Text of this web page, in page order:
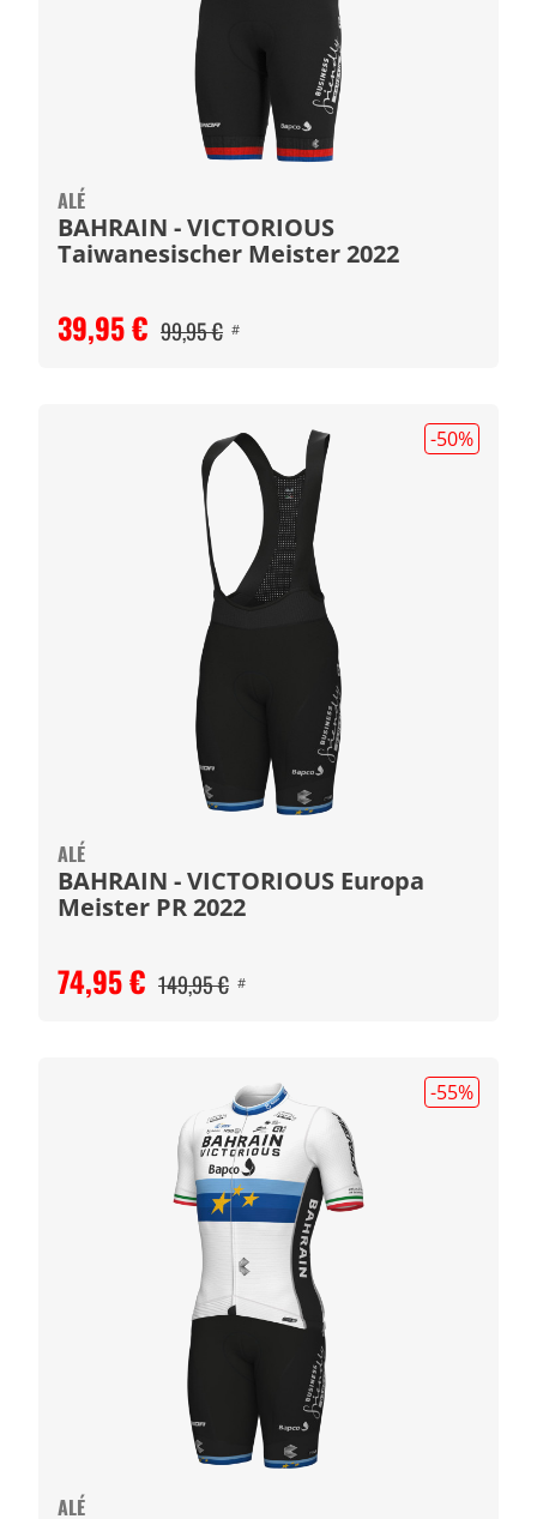
ALÉ
BAHRAIN - VICTORIOUS
Taiwanesischer Meister 2022
39,95 € 99,95 € #
-50%
ALÉ
BAHRAIN - VICTORIOUS Europa
Meister PR 2022
74,95 € 149,95 € #
-55%
ALÉ